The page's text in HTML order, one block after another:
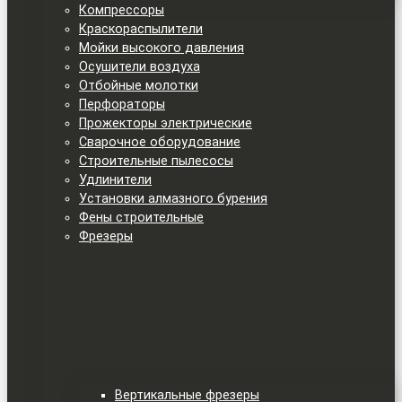
Компрессоры
Краскораспылители
Мойки высокого давления
Осушители воздуха
Отбойные молотки
Перфораторы
Прожекторы электрические
Сварочное оборудование
Строительные пылесосы
Удлинители
Установки алмазного бурения
Фены строительные
Фрезеры
Вертикальные фрезеры